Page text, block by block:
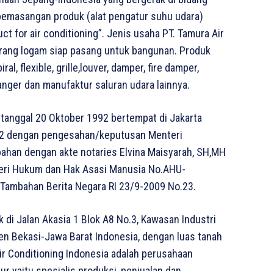
produk (alat pengatur suhu udara)
for air conditioning”. Jenis usaha PT. Tamura Air
logam siap pasang untuk bangunan. Produk
flexible, grille,louver, damper, fire damper,
dan manufaktur saluran udara lainnya.
20 Oktober 1992 bertempat di Jakarta
dengan pengesahan/keputusan Menteri
dengan akte notaries Elvina Maisyarah, SH,MH
Hukum dan Hak Asasi Manusia No.AHU-
Berita Negara RI 23/9-2009 No.23.
Jalan Akasia 1 Blok A8 No.3, Kawasan Industri
Bekasi-Jawa Barat Indonesia, dengan luas tanah
Conditioning Indonesia adalah perusahaan